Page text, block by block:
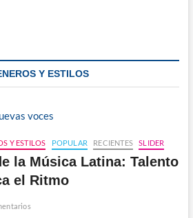
Y ESTILOS
Y ESTILOS POPULAR RECIENTES SLIDER
la Música Latina: Talento
el Ritmo